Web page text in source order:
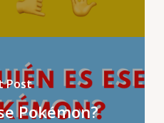
Post
Pokémon?